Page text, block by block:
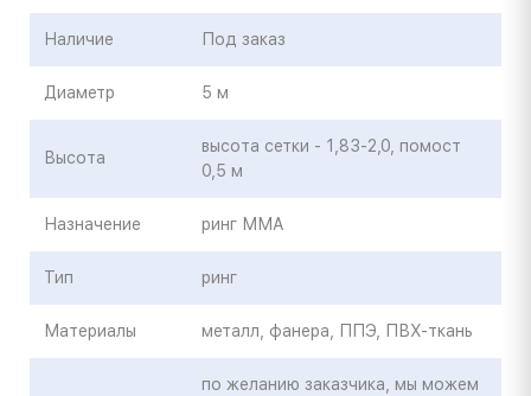
Наличие Под заказ
Диаметр 5 м
Высота
высота сетки - 1,83-2,0, помост
0,5 м
Назначение ринг ММА
Тип ринг
Материалы металл, фанера, ППЭ, ПВХ-ткань
по желанию заказчика, мы можем